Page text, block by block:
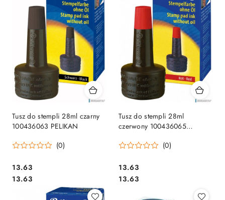
Tusz do stempli 28ml czarny
100436063 PELIKAN
(0)
Cena:
13.63
Cena:
13.63
Tusz do stempli 28ml
czerwony 100436065
(0)
Cena:
13.63
Cena:
13.63